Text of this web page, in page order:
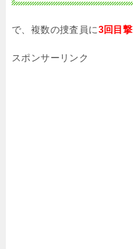
で、複数の捜査員に3回目撃
スポンサーリンク